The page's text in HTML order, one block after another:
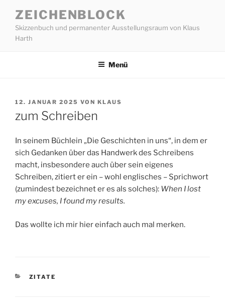
Inhalt
springen
ZEICHENBLOCK
Skizzenbuch und permanenter Ausstellungsraum von Klaus
Harth
Menü
VERÖFFENTLICHT
12. JANUAR 2025 VON KLAUS
zum Schreiben
In seinem Büchlein „Die Geschichten in uns“, in dem er
sich Gedanken über das Handwerk des Schreibens
macht, insbesondere auch über sein eigenes
Schreiben, zitiert er ein – wohl englisches – Sprichwort
(zumindest bezeichnet er es als solches): When I lost
my excuses, I found my results.
Das wollte ich mir hier einfach auch mal merken.
KATEGORIEN
ZITATE